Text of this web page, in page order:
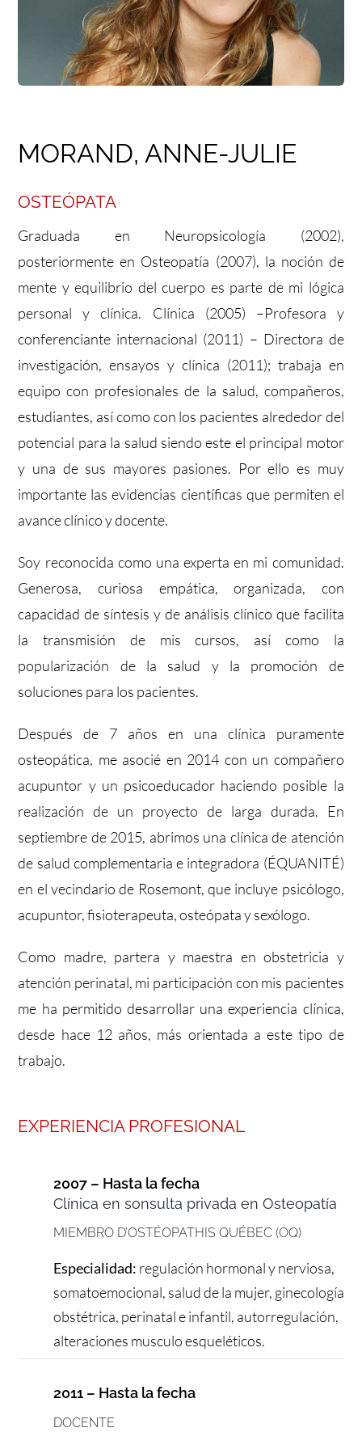
FULCRUM PLACE
CONTACTO
MORAND, ANNE-JULIE
OSTEÓPATA
Graduada en Neuropsicología (2002),
posteriormente en Osteopatía (2007), la noción de
mente y equilibrio del cuerpo es parte de mi lógica
personal y clínica. Clínica (2005) –Profesora y
conferenciante internacional (2011) – Directora de
investigación, ensayos y clínica (2011); trabaja en
equipo con profesionales de la salud, compañeros,
estudiantes, así como con los pacientes alrededor del
potencial para la salud siendo este el principal motor
y una de sus mayores pasiones. Por ello es muy
importante las evidencias científicas que permiten el
avance clínico y docente.
Soy reconocida como una experta en mi comunidad.
Generosa, curiosa empática, organizada, con
capacidad de síntesis y de análisis clínico que facilita
la transmisión de mis cursos, así como la
popularización de la salud y la promoción de
soluciones para los pacientes.
Después de 7 años en una clínica puramente
osteopática, me asocié en 2014 con un compañero
acupuntor y un psicoeducador haciendo posible la
realización de un proyecto de larga durada. En
septiembre de 2015, abrimos una clínica de atención
de salud complementaria e integradora (ÉQUANITÉ)
en el vecindario de Rosemont, que incluye psicólogo,
acupuntor, fisioterapeuta, osteópata y sexólogo.
Como madre, partera y maestra en obstetricia y
atención perinatal, mi participación con mis pacientes
me ha permitido desarrollar una experiencia clínica,
desde hace 12 años, más orientada a este tipo de
trabajo.
EXPERIENCIA PROFESIONAL
2007 – Hasta la fecha
Clínica en sonsulta privada en Osteopatía
MIEMBRO D’OSTÉOPATHIS QUÉBEC (OQ)
Especialidad: regulación hormonal y nerviosa,
somatoemocional, salud de la mujer, ginecología
obstétrica, perinatal e infantil, autorregulación,
alteraciones musculo esqueléticos.
2011 – Hasta la fecha
DOCENTE